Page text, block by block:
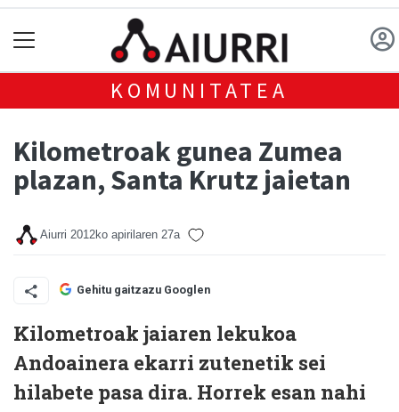
KOMUNITATEA
Kilometroak gunea Zumea
plazan, Santa Krutz jaietan
Aiurri 2012ko apirilaren 27a
Gehitu gaitzazu Googlen
Kilometroak jaiaren lekukoa
Andoainera ekarri zutenetik sei
hilabete pasa dira. Horrek esan nahi